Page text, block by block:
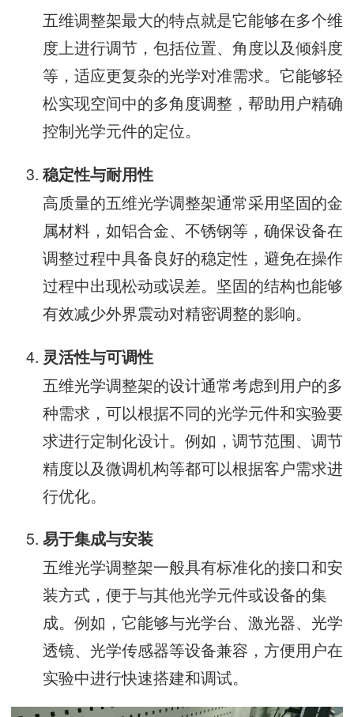
五维调整架最大的特点就是它能够在多个维
度上进行调节，包括位置、角度以及倾斜度
等，适应更复杂的光学对准需求。它能够轻
松实现空间中的多角度调整，帮助用户精确
控制光学元件的定位。
稳定性与耐用性
高质量的五维光学调整架通常采用坚固的金
属材料，如铝合金、不锈钢等，确保设备在
调整过程中具备良好的稳定性，避免在操作
过程中出现松动或误差。坚固的结构也能够
有效减少外界震动对精密调整的影响。
灵活性与可调性
五维光学调整架的设计通常考虑到用户的多
种需求，可以根据不同的光学元件和实验要
求进行定制化设计。例如，调节范围、调节
精度以及微调机构等都可以根据客户需求进
行优化。
易于集成与安装
五维光学调整架一般具有标准化的接口和安
装方式，便于与其他光学元件或设备的集
成。例如，它能够与光学台、激光器、光学
透镜、光学传感器等设备兼容，方便用户在
实验中进行快速搭建和调试。